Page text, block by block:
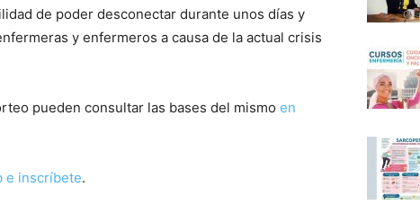
de poder desconectar durante unos días y
y enfermeros a causa de la actual crisis
pueden consultar las bases del mismo en
e inscríbete.